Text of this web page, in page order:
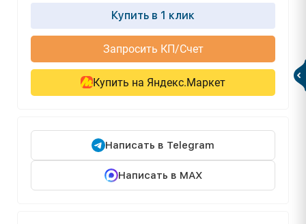
Купить в 1 клик
Запросить КП/Счет
Купить на Яндекс.Маркет
Написать в Telegram
Написать в MAX